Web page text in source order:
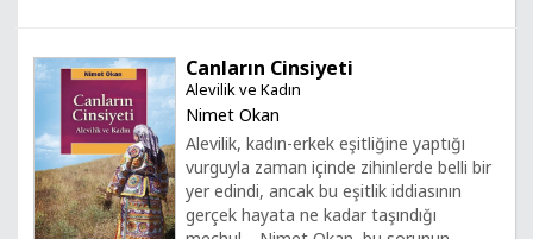
Canların Cinsiyeti
Alevilik ve Kadın
Nimet Okan
Alevilik, kadın-erkek eşitliğine yaptığı
vurguyla zaman içinde zihinlerde belli bir
yer edindi, ancak bu eşitlik iddiasının
gerçek hayata ne kadar taşındığı